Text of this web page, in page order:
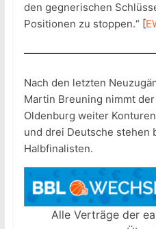
den gegnerischen
Positionen zu stoppen.“ [
Nach den letzten
Martin Breuning nimmt
Oldenburg weiter
und drei Deutsche stehen
Halbfinalisten.
Alle Verträge der